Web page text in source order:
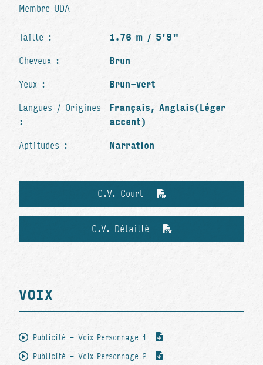
Membre UDA
Taille : 1.76 m / 5'9"
Cheveux : Brun
Yeux : Brun-vert
Langues / Origines
:
Français, Anglais(Léger
accent)
Aptitudes : Narration
C.V. Court
C.V. Détaillé
VOIX
Publicité - Voix Personnage 1
Publicité - Voix Personnage 2